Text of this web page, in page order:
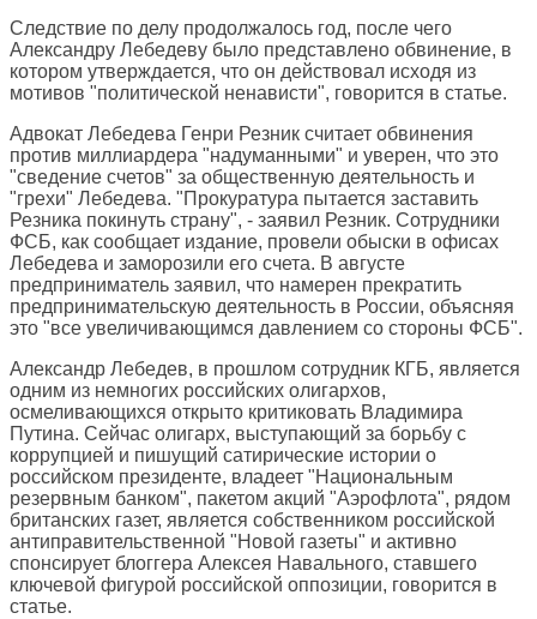
Следствие по делу продолжалось год, после чего
Александру Лебедеву было представлено обвинение, в
котором утверждается, что он действовал исходя из
мотивов "политической ненависти", говорится в статье.
Адвокат Лебедева Генри Резник считает обвинения
против миллиардера "надуманными" и уверен, что это
"сведение счетов" за общественную деятельность и
"грехи" Лебедева. "Прокуратура пытается заставить
Резника покинуть страну", - заявил Резник. Сотрудники
ФСБ, как сообщает издание, провели обыски в офисах
Лебедева и заморозили его счета. В августе
предприниматель заявил, что намерен прекратить
предпринимательскую деятельность в России, объясняя
это "все увеличивающимся давлением со стороны ФСБ".
Александр Лебедев, в прошлом сотрудник КГБ, является
одним из немногих российских олигархов,
осмеливающихся открыто критиковать Владимира
Путина. Сейчас олигарх, выступающий за борьбу с
коррупцией и пишущий сатирические истории о
российском президенте, владеет "Национальным
резервным банком", пакетом акций "Аэрофлота", рядом
британских газет, является собственником российской
антиправительственной "Новой газеты" и активно
спонсирует блоггера Алексея Навального, ставшего
ключевой фигурой российской оппозиции, говорится в
статье.